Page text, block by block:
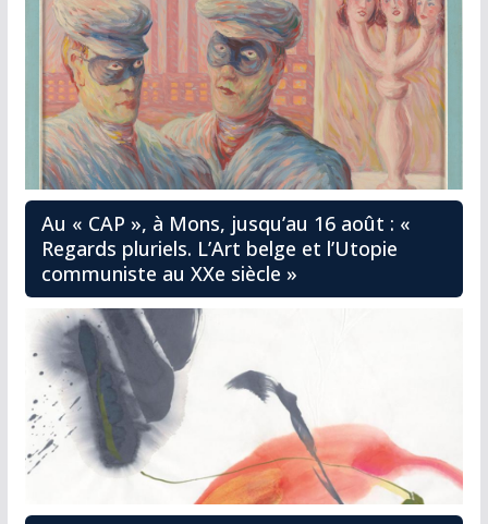
Au « CAP », à Mons, jusqu’au 16 août : «
Regards pluriels. L’Art belge et l’Utopie
communiste au XXe siècle »